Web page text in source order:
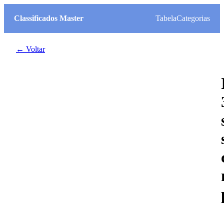
Classificados Master TabelaCategorias
← Voltar